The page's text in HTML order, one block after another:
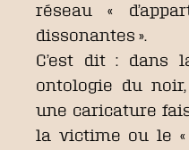
réseau «
dissonantes ».
C’est dit : dans
ontologie du
une caricature
la victime ou le